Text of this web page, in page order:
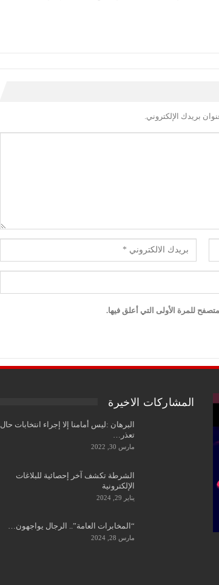
بريدك الإلكتروني.
للمرة الأولى التي أعلق فيها.
المشاركات الاخيرة
البرهان :ليس أمامنا إلا إجراء انتخابات حال
تعذر…
مارس 30, 2022
الشرطة تكشف آخر إحصائية للبلاغات
الإلكترونية
يناير 29, 2024
“المخابرات العامة”.. الرجال يواجهون…
مارس 28, 2024